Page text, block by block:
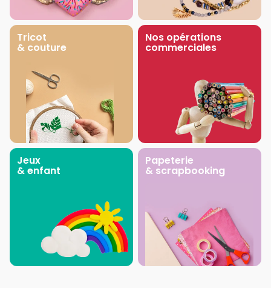
Tricot
& couture
Nos opérations
commerciales
Jeux
& enfant
Papeterie
& scrapbooking